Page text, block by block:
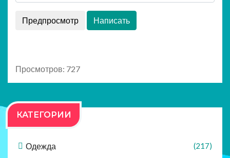
Просмотров: 727
КАТЕГОРИИ
Одежда (217)